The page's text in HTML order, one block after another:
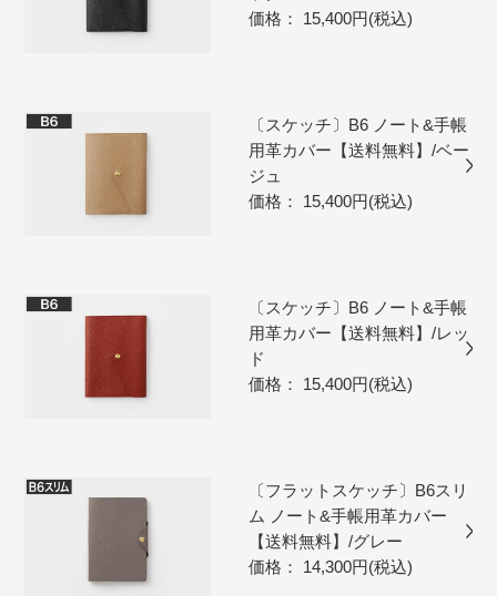
価格： 15,400円(税込)
〔スケッチ〕B6 ノート&手帳
用革カバー【送料無料】/ベー
ジュ
価格： 15,400円(税込)
〔スケッチ〕B6 ノート&手帳
用革カバー【送料無料】/レッ
ド
価格： 15,400円(税込)
〔フラットスケッチ〕B6スリ
ム ノート&手帳用革カバー
【送料無料】/グレー
価格： 14,300円(税込)